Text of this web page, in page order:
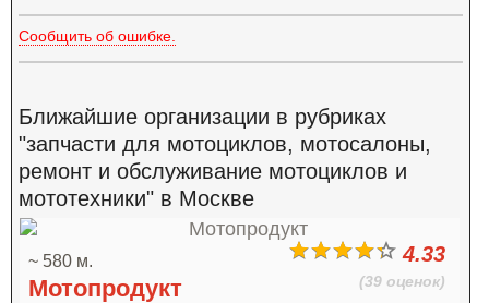
Сообщить об ошибке.
Ближайшие организации в рубриках
"запчасти для мотоциклов, мотосалоны,
ремонт и обслуживание мотоциклов и
мототехники" в Москве
4.33
(39 оценок)
~ 580 м.
Мотопродукт